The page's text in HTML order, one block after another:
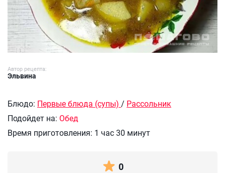
Автор рецепта:
Эльвина
Блюдо: Первые блюда (супы) / Рассольник
Подойдет на: Обед
Время приготовления: 1 час 30 минут
0